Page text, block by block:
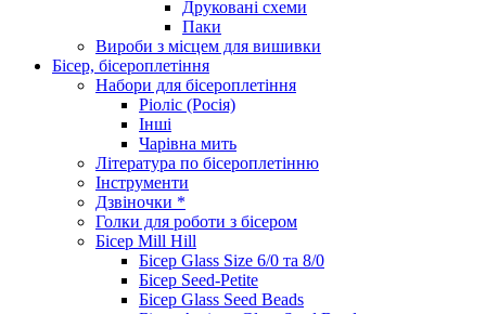
Друковані схеми
Паки
Вироби з місцем для вишивки
Бісер, бісероплетіння
Набори для бісероплетіння
Ріоліс (Росія)
Інші
Чарівна мить
Література по бісероплетінню
Інструменти
Дзвіночки *
Голки для роботи з бісером
Бісер Mill Hill
Бісер Glass Size 6/0 та 8/0
Бісер Seed-Petite
Бісер Glass Seed Beads